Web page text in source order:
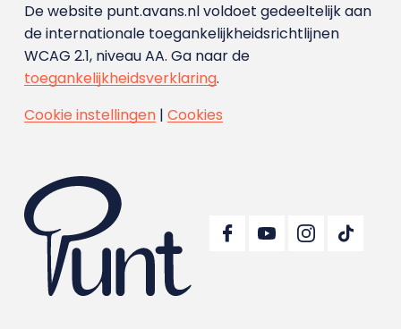
De website punt.avans.nl voldoet gedeeltelijk aan
de internationale toegankelijkheidsrichtlijnen
WCAG 2.1, niveau AA. Ga naar de
toegankelijkheidsverklaring.
Cookie instellingen| Cookies